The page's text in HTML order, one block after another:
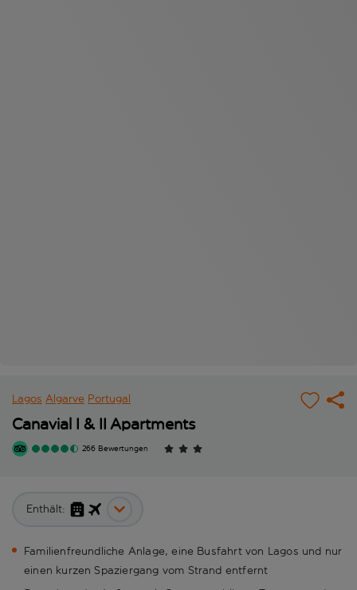
Lagos Algarve Portugal
Canavial I & II Apartments
266 Bewertungen
Enthält:
Familienfreundliche Anlage, eine Busfahrt von Lagos und nur
einen kurzen Spaziergang vom Strand entfernt